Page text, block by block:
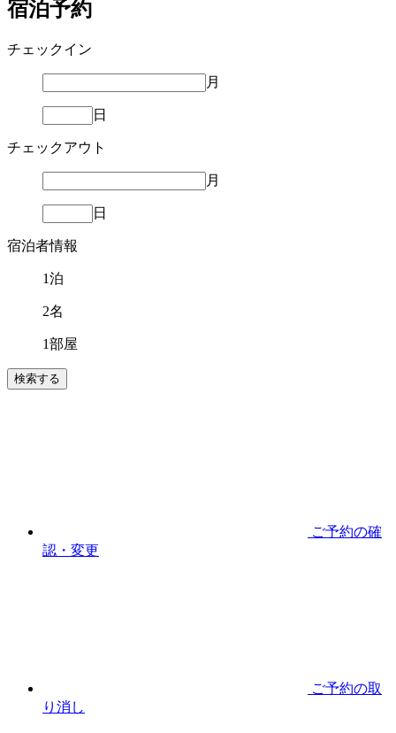
宿泊予約
チェックイン
月
日
チェックアウト
月
日
宿泊者情報
1泊
2名
1部屋
ご予約の確
認・変更
ご予約の取
り消し